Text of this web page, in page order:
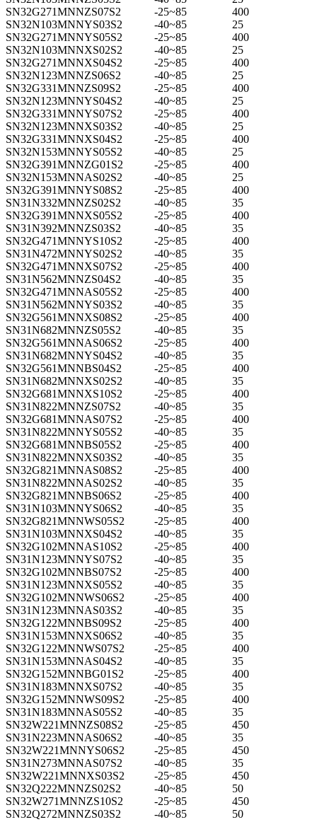
SN32G271MNNZS07S2
-25~85
400
SN32N103MNNYS03S2
-40~85
25
SN32G271MNNYS05S2
-25~85
400
SN32N103MNNXS02S2
-40~85
25
SN32G271MNNXS04S2
-25~85
400
SN32N123MNNZS06S2
-40~85
25
SN32G331MNNZS09S2
-25~85
400
SN32N123MNNYS04S2
-40~85
25
SN32G331MNNYS07S2
-25~85
400
SN32N123MNNXS03S2
-40~85
25
SN32G331MNNXS04S2
-25~85
400
SN32N153MNNYS05S2
-40~85
25
SN32G391MNNZG01S2
-25~85
400
SN32N153MNNAS02S2
-40~85
25
SN32G391MNNYS08S2
-25~85
400
SN31N332MNNZS02S2
-40~85
35
SN32G391MNNXS05S2
-25~85
400
SN31N392MNNZS03S2
-40~85
35
SN32G471MNNYS10S2
-25~85
400
SN31N472MNNYS02S2
-40~85
35
SN32G471MNNXS07S2
-25~85
400
SN31N562MNNZS04S2
-40~85
35
SN32G471MNNAS05S2
-25~85
400
SN31N562MNNYS03S2
-40~85
35
SN32G561MNNXS08S2
-25~85
400
SN31N682MNNZS05S2
-40~85
35
SN32G561MNNAS06S2
-25~85
400
SN31N682MNNYS04S2
-40~85
35
SN32G561MNNBS04S2
-25~85
400
SN31N682MNNXS02S2
-40~85
35
SN32G681MNNXS10S2
-25~85
400
SN31N822MNNZS07S2
-40~85
35
SN32G681MNNAS07S2
-25~85
400
SN31N822MNNYS05S2
-40~85
35
SN32G681MNNBS05S2
-25~85
400
SN31N822MNNXS03S2
-40~85
35
SN32G821MNNAS08S2
-25~85
400
SN31N822MNNAS02S2
-40~85
35
SN32G821MNNBS06S2
-25~85
400
SN31N103MNNYS06S2
-40~85
35
SN32G821MNNWS05S2
-25~85
400
SN31N103MNNXS04S2
-40~85
35
SN32G102MNNAS10S2
-25~85
400
SN31N123MNNYS07S2
-40~85
35
SN32G102MNNBS07S2
-25~85
400
SN31N123MNNXS05S2
-40~85
35
SN32G102MNNWS06S2
-25~85
400
SN31N123MNNAS03S2
-40~85
35
SN32G122MNNBS09S2
-25~85
400
SN31N153MNNXS06S2
-40~85
35
SN32G122MNNWS07S2
-25~85
400
SN31N153MNNAS04S2
-40~85
35
SN32G152MNNBG01S2
-25~85
400
SN31N183MNNXS07S2
-40~85
35
SN32G152MNNWS09S2
-25~85
400
SN31N183MNNAS05S2
-40~85
35
SN32W221MNNZS08S2
-25~85
450
SN31N223MNNAS06S2
-40~85
35
SN32W221MNNYS06S2
-25~85
450
SN31N273MNNAS07S2
-40~85
35
SN32W221MNNXS03S2
-25~85
450
SN32Q222MNNZS02S2
-40~85
50
SN32W271MNNZS10S2
-25~85
450
SN32Q272MNNZS03S2
-40~85
50